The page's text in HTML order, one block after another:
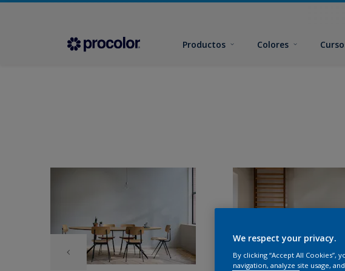
Productos Colores
We respect your privacy.
By clicking “Accept All
navigation, analyze site usage,